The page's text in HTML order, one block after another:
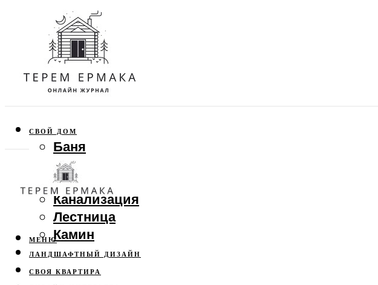
СВОЙ ДОМ
Баня
Веранда
Забор
Канализация
Лестница
Камин
ЛАНДШАФТНЫЙ ДИЗАЙН
СВОЯ КВАРТИРА
МЕНЮ